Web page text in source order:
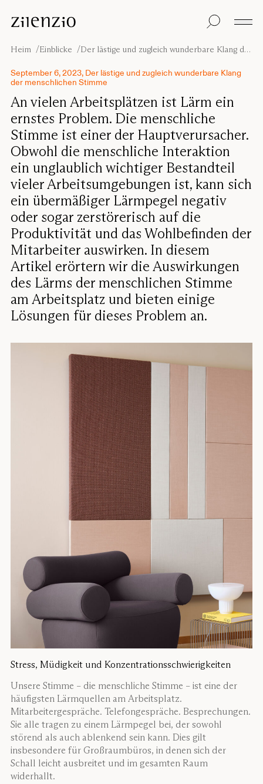
Einblicke
Absorptionsrechner
Unsere
Geschichte
Klangumgebungen
Inspiration
Projekte
Designer
Bodentrennwand
Tischtrennwand
Wandabsorber
Deckenabsorber
Sitzmöbel
Pro
Studio
Focus®
Nachhaltigkeit
Unsere Garantie
Heim Einblicke Der lästige und zugleich wunderbare Klang der menschlichen Stimme
September 6, 2023, Der lästige und zugleich wunderbare Klang
der menschlichen Stimme
An vielen Arbeitsplätzen ist Lärm ein
ernstes Problem. Die menschliche
Stimme ist einer der Hauptverursacher.
Obwohl die menschliche Interaktion
ein unglaublich wichtiger Bestandteil
vieler Arbeitsumgebungen ist, kann sich
ein übermäßiger Lärmpegel negativ
oder sogar zerstörerisch auf die
Produktivität und das Wohlbefinden der
Mitarbeiter auswirken. In diesem
Artikel erörtern wir die Auswirkungen
des Lärms der menschlichen Stimme
am Arbeitsplatz und bieten einige
Lösungen für dieses Problem an.
Stress, Müdigkeit und Konzentrationsschwierigkeiten
Unsere Stimme – die menschliche Stimme – ist eine der
häufigsten Lärmquellen am Arbeitsplatz.
Mitarbeitergespräche. Telefongespräche. Besprechungen.
Sie alle tragen zu einem Lärmpegel bei, der sowohl
störend als auch ablenkend sein kann. Dies gilt
insbesondere für Großraumbüros, in denen sich der
Schall leicht ausbreitet und im gesamten Raum
widerhallt.